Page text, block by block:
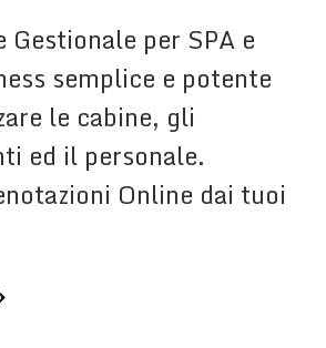
per SPA e
semplice e potente
le cabine, gli
ed il personale.
Online dai tuoi